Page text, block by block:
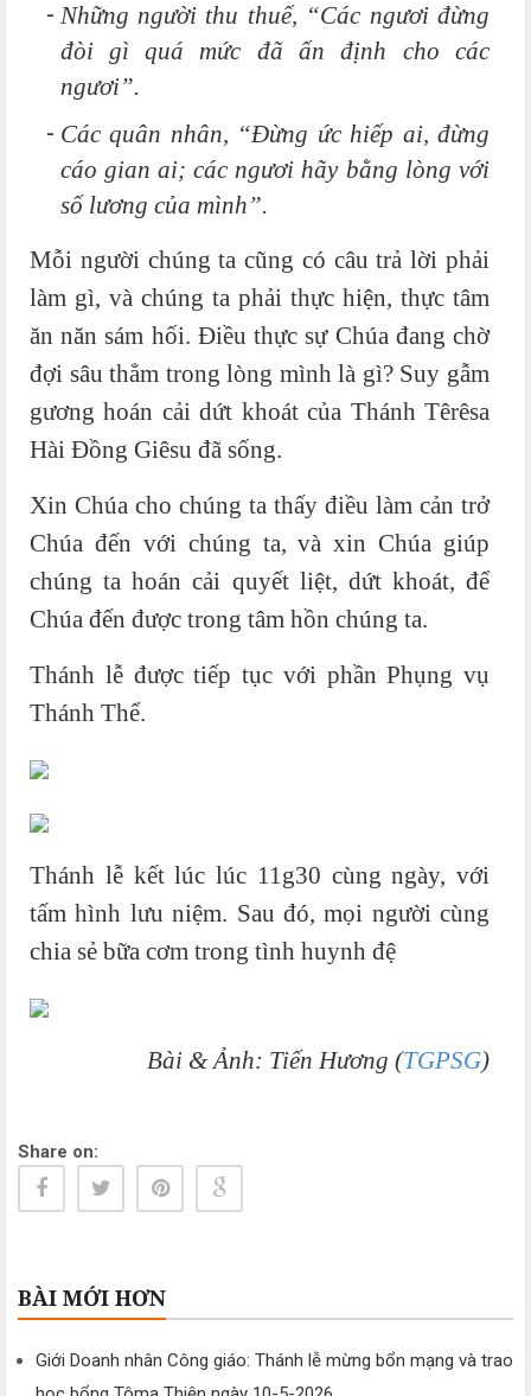
Những người thu thuế, “Các ngươi đừng
đòi gì quá mức đã ấn định cho các
ngươi”.
Các quân nhân, “Đừng ức hiếp ai, đừng
cáo gian ai; các ngươi hãy bằng lòng với
số lương của mình”.
Mỗi người chúng ta cũng có câu trả lời phải
làm gì, và chúng ta phải thực hiện, thực tâm
ăn năn sám hối. Điều thực sự Chúa đang chờ
đợi sâu thẳm trong lòng mình là gì? Suy gẫm
gương hoán cải dứt khoát của Thánh Têrêsa
Hài Đồng Giêsu đã sống.
Xin Chúa cho chúng ta thấy điều làm cản trở
Chúa đến với chúng ta, và xin Chúa giúp
chúng ta hoán cải quyết liệt, dứt khoát, để
Chúa đến được trong tâm hồn chúng ta.
Thánh lễ được tiếp tục với phần Phụng vụ
Thánh Thể.
Thánh lễ kết lúc lúc 11g30 cùng ngày, với
tấm hình lưu niệm. Sau đó, mọi người cùng
chia sẻ bữa cơm trong tình huynh đệ
Bài & Ảnh: Tiến Hương (TGPSG)
Share on:
BÀI MỚI HƠN
Giới Doanh nhân Công giáo: Thánh lễ mừng bổn mạng và trao